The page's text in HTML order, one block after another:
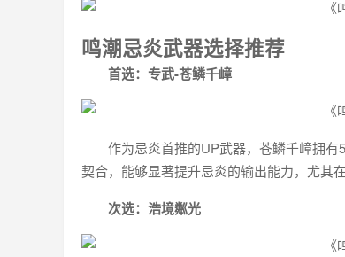
鸣潮忌炎武器选择推荐
首选：专武-苍鳞千嶂
作为忌炎首推的UP武器，苍鳞千嶂拥
契合，能够显著提升忌炎的输出能力，尤其
次选：浩境粼光